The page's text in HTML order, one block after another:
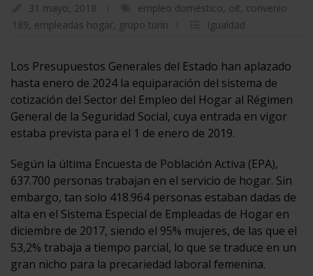
31 mayo, 2018 empleo doméstico, oit, convenio
189, empleadas hogar, grupo turín Igualdad
Los Presupuestos Generales del Estado han aplazado
hasta enero de 2024 la equiparación del sistema de
cotización del Sector del Empleo del Hogar al Régimen
General de la Seguridad Social, cuya entrada en vigor
estaba prevista para el 1 de enero de 2019.
Según la última Encuesta de Población Activa (EPA),
637.700 personas trabajan en el servicio de hogar. Sin
embargo, tan solo 418.964 personas estaban dadas de
alta en el Sistema Especial de Empleadas de Hogar en
diciembre de 2017, siendo el 95% mujeres, de las que el
53,2% trabaja a tiempo parcial, lo que se traduce en un
gran nicho para la precariedad laboral femenina.